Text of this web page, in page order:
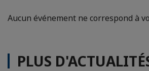
Aucun événement ne correspond à
PLUS